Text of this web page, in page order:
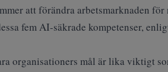
att förändra arbetsmarknaden
fem AI-säkrade kompetenser,
organisationers mål är lika viktigt